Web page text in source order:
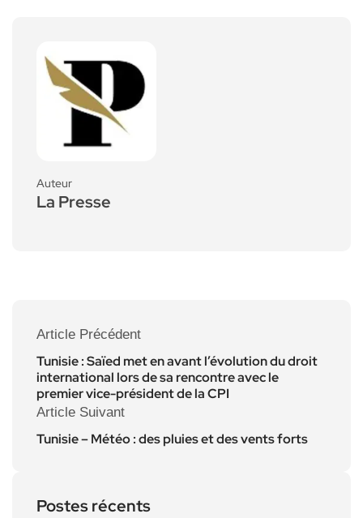
Auteur
La Presse
Article Précédent
Tunisie : Saïed met en avant l’évolution du droit
international lors de sa rencontre avec le
premier vice-président de la CPI
Article Suivant
Tunisie – Météo : des pluies et des vents forts
Postes récents